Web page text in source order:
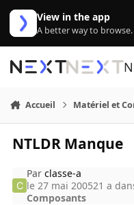
Aller au contenu
View in the app
A better way to browse.
Accueil Matériel et
NTLDR Manque
Parclasse-a
le 27 mai 200521 a
Composants